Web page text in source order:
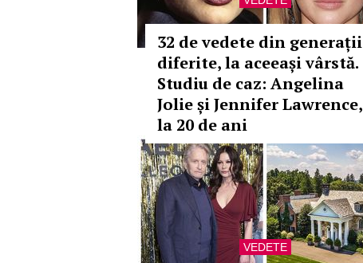
32 de vedete din generații
diferite, la aceeași vârstă.
Studiu de caz: Angelina
Jolie și Jennifer Lawrence,
la 20 de ani
VEDETE